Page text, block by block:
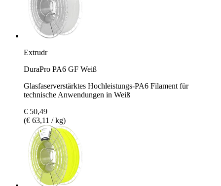
Extrudr
DuraPro PA6 GF Weiß
Glasfaserverstärktes Hochleistungs-PA6 Filament für
technische Anwendungen in Weiß
€ 50,49
(€ 63,11 / kg)